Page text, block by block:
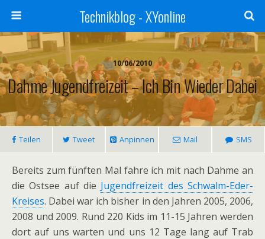
Technikblog - XYonline
10/06/2010
Dahme Jugendfreizeit – Ich Bin Wieder Dabei
Teilen Tweet Anpinnen Mail SMS
Bereits zum fünften Mal fahre ich mit nach Dahme an
die Ostsee auf die Jugendfreizeit des Schwalm-Eder-
Kreises. Dabei war ich bisher in den Jahren 2005, 2006,
2008 und 2009. Rund 220 Kids im 11-15 Jahren werden
dort auf uns warten und uns 12 Tage lang auf Trab